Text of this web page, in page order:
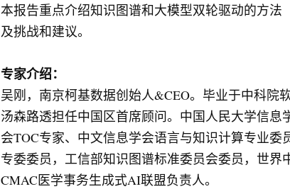
本报告重点介绍知识图谱和大模型双轮驱动的方法
及挑战和建议。
专家介绍：
吴刚，南京柯基数据创始人&CEO。毕业于中科院
汤森路透担任中国区首席顾问。中国人民大学信息
会TOC专家、中文信息学会语言与知识计算专业
专委委员，工信部知识图谱标准委员会委员，世界
CMAC医学事务生成式AI联盟负责人。